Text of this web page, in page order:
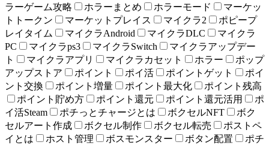
ラーゲーム攻略
ホラーまとめ ホラーモード
マーケッ
トトークン
マーケットプレイス マイクラ2
ポピープ
レイタイム
マイクラAndroid マイクラDLC
マイクラ
PC
マイクラps3 マイクラSwitch
マイクラアップデー
ト
マイクラアプリ マイクラカセット ホラー
ポップ
アップストア
ポイント ポイ活 ポイントゲット
ポイ
ント交換
ポイント増量 ポイント最大化
ポイント残高
ポイント貯め方
ポイント還元 ポイント還元活用
ポ
イ活Steam
ポチっとチャージとは ボクセルNFT
ボク
セルアート作成
ボクセル制作 ボクセル転売
ポストペ
イとは
ホスト管理 ボスモンスター ボタン配置
ポチ